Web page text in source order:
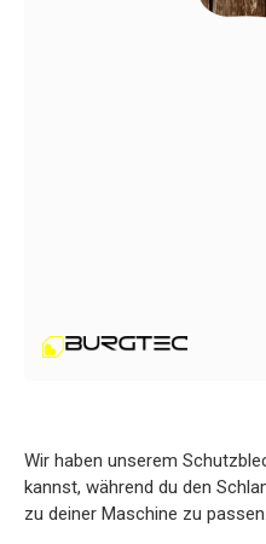
Wir haben unserem
kannst, während du den
zu deiner Maschine zu passen.